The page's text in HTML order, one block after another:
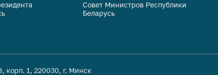
Совет Министров Республики
Беларусь
корп. 1, 220030, г. Минск